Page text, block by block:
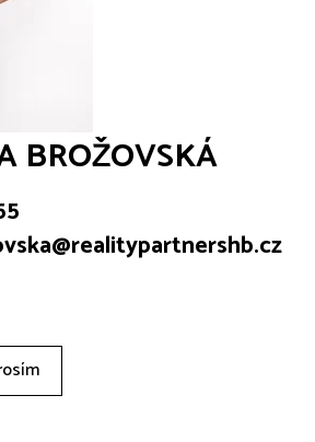
BROŽOVSKÁ